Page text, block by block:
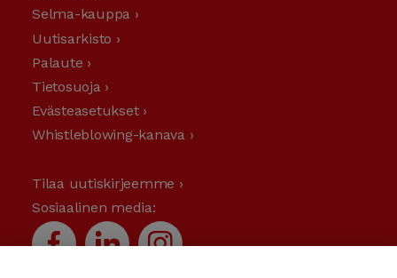
Selma-kauppa ›
Uutisarkisto ›
Palaute ›
Tietosuoja ›
Evästeasetukset ›
Whistleblowing-kanava ›
Tilaa uutiskirjeemme ›
Sosiaalinen media: